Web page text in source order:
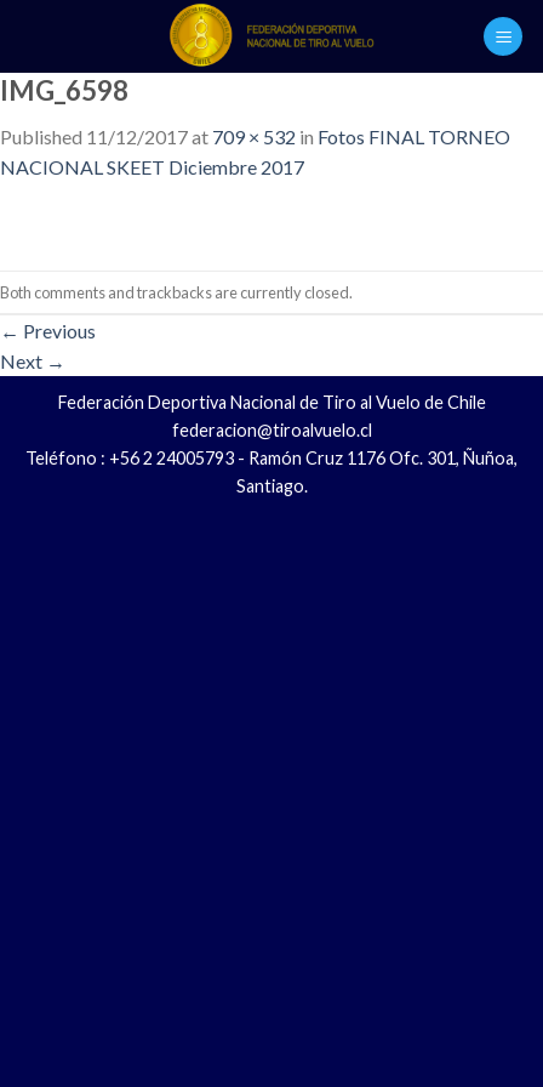
content
IMG_6598
Published 11/12/2017at 709 × 532 in Fotos FINAL TORNEO
NACIONAL SKEET Diciembre 2017
Both comments and trackbacks are currently closed.
← Previous
Next →
Federación Deportiva Nacional de Tiro al Vuelo de Chile
federacion@tiroalvuelo.cl
Teléfono : +56 2 24005793 - Ramón Cruz 1176 Ofc. 301, Ñuñoa,
Santiago.